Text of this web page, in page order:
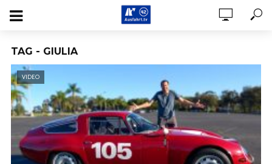
TAG - GIULIA
VIDEO